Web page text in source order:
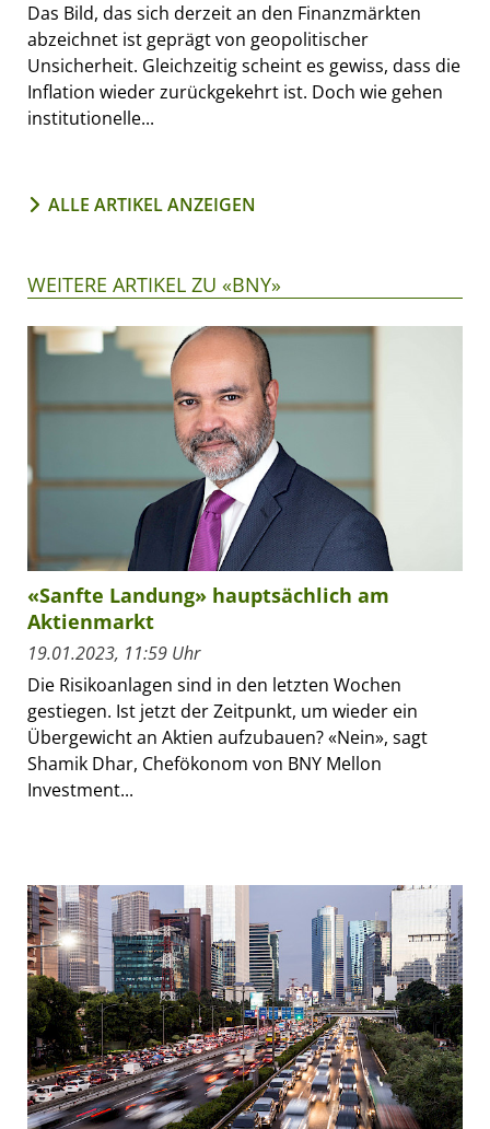
Das Bild, das sich derzeit an den Finanzmärkten
abzeichnet ist geprägt von geopolitischer
Unsicherheit. Gleichzeitig scheint es gewiss, dass die
Inflation wieder zurückgekehrt ist. Doch wie gehen
institutionelle...
ALLE ARTIKEL ANZEIGEN
WEITERE ARTIKEL ZU «BNY»
«Sanfte Landung» hauptsächlich am
Aktienmarkt
19.01.2023, 11:59 Uhr
Die Risikoanlagen sind in den letzten Wochen
gestiegen. Ist jetzt der Zeitpunkt, um wieder ein
Übergewicht an Aktien aufzubauen? «Nein», sagt
Shamik Dhar, Chefökonom von BNY Mellon
Investment...